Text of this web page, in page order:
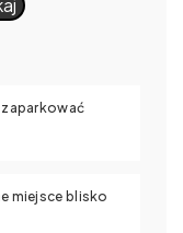
zaparkować
miejsce blisko